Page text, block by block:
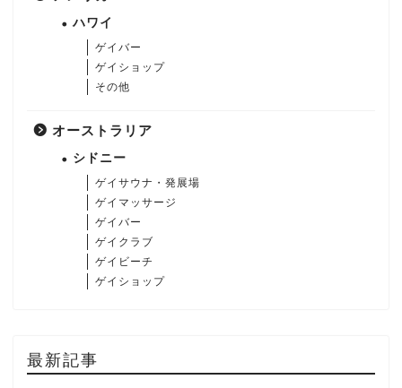
ハワイ
ゲイバー
ゲイショップ
その他
オーストラリア
シドニー
ゲイサウナ・発展場
ゲイマッサージ
ゲイバー
ゲイクラブ
ゲイビーチ
ゲイショップ
最新記事